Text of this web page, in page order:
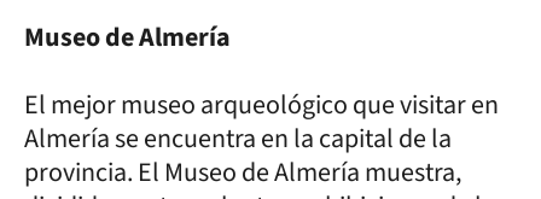
Museo de Almería
El mejor museo arqueológico que visitar en
Almería se encuentra en la capital de la
provincia. El Museo de Almería muestra,